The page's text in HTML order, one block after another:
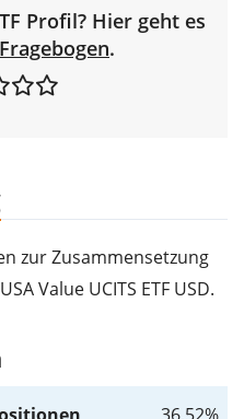
Profil? Hier geht es
Fragebogen.
zur Zusammensetzung
Value UCITS ETF USD.